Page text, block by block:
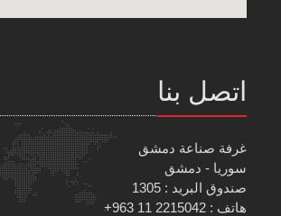
اتصل بنا
غرفة صناعة دمشق
سوريا - دمشق
صندوق البريد : 1305
هاتف : 2215042 11 963+